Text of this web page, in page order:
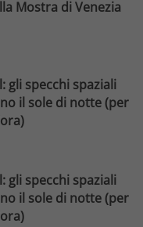
Mostra di Venezia
gli specchi spaziali
il sole di notte (per
gli specchi spaziali
il sole di notte (per